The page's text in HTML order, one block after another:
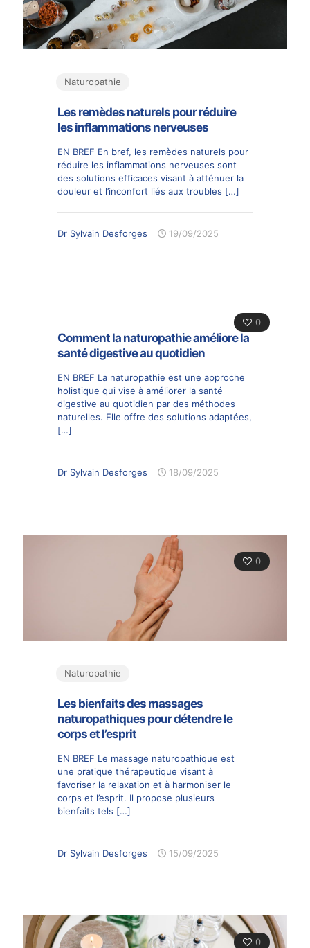
Naturopathie
Les remèdes naturels pour réduire
les inflammations nerveuses
EN BREF En bref, les remèdes naturels pour
réduire les inflammations nerveuses sont
des solutions efficaces visant à atténuer la
douleur et l’inconfort liés aux troubles […]
Dr Sylvain Desforges 19/09/2025
0
Comment la naturopathie améliore la
santé digestive au quotidien
EN BREF La naturopathie est une approche
holistique qui vise à améliorer la santé
digestive au quotidien par des méthodes
naturelles. Elle offre des solutions adaptées,
[…]
Dr Sylvain Desforges 18/09/2025
0
Naturopathie
Les bienfaits des massages
naturopathiques pour détendre le
corps et l’esprit
EN BREF Le massage naturopathique est
une pratique thérapeutique visant à
favoriser la relaxation et à harmoniser le
corps et l’esprit. Il propose plusieurs
bienfaits tels […]
Dr Sylvain Desforges 15/09/2025
0